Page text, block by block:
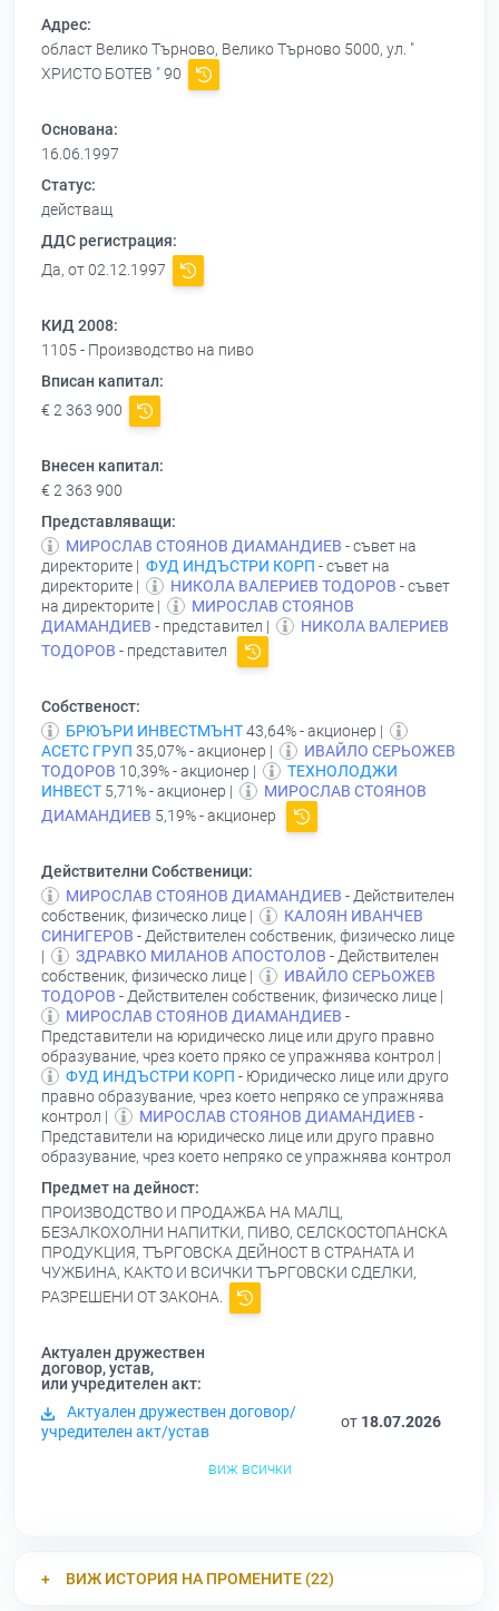
Адрес:
област Велико Търново, Велико Търново 5000, ул. "
ХРИСТО БОТЕВ " 90
Основана:
16.06.1997
Статус:
действащ
ДДС регистрация:
Да, от 02.12.1997
КИД 2008:
1105 - Производство на пиво
Вписан капитал:
€ 2 363 900
Внесен капитал:
€ 2 363 900
Представляващи:
МИРОСЛАВ СТОЯНОВ ДИАМАНДИЕВ - съвет на
директорите | ФУД ИНДЪСТРИ КОРП - съвет на
директорите |
НИКОЛА ВАЛЕРИЕВ ТОДОРОВ - съвет
на директорите |
МИРОСЛАВ СТОЯНОВ
ДИАМАНДИЕВ - представител |
НИКОЛА ВАЛЕРИЕВ
ТОДОРОВ - представител
Собственост:
БРЮЪРИ ИНВЕСТМЪНТ43,64% - акционер |
АСЕТС ГРУП 35,07% - акционер |
ИВАЙЛО СЕРЬОЖЕВ
ТОДОРОВ 10,39% - акционер |
ТЕХНОЛОДЖИ
ИНВЕСТ 5,71% - акционер |
МИРОСЛАВ СТОЯНОВ
ДИАМАНДИЕВ 5,19% - акционер
Действителни Собственици:
МИРОСЛАВ СТОЯНОВ ДИАМАНДИЕВ - Действителен
собственик, физическо лице |
КАЛОЯН ИВАНЧЕВ
СИНИГЕРОВ - Действителен собственик, физическо лице
|
ЗДРАВКО МИЛАНОВ АПОСТОЛОВ - Действителен
собственик, физическо лице |
ИВАЙЛО СЕРЬОЖЕВ
ТОДОРОВ - Действителен собственик, физическо лице |
МИРОСЛАВ СТОЯНОВ ДИАМАНДИЕВ -
Представители на юридическо лице или друго правно
образувание, чрез което пряко се упражнява контрол |
ФУД ИНДЪСТРИ КОРП - Юридическо лице или друго
правно образувание, чрез което непряко се упражнява
контрол |
МИРОСЛАВ СТОЯНОВ ДИАМАНДИЕВ -
Представители на юридическо лице или друго правно
образувание, чрез което непряко се упражнява контрол
Предмет на дейност:
ПРОИЗВОДСТВО И ПРОДАЖБА НА МАЛЦ,
БЕЗАЛКОХОЛНИ НАПИТКИ, ПИВО, СЕЛСКОСТОПАНСКА
ПРОДУКЦИЯ, ТЪРГОВСКА ДЕЙНОСТ В СТРАНАТА И
ЧУЖБИНА, КАКТО И ВСИЧКИ ТЪРГОВСКИ СДЕЛКИ,
РАЗРЕШЕНИ ОТ ЗАКОНА.
Актуален дружествен
договор, устав,
или учредителен акт:
Актуален дружествен договор/
учредителен акт/устав
от 18.07.2026
виж всички
ВИЖ ИСТОРИЯ НА ПРОМЕНИТЕ (22)